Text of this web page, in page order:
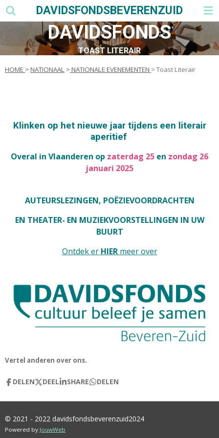
Ga
direct
naar
de
hoofdinhoud
DAVIDSFONDSBEVERENZUID
DAVIDSFONDS
TOAST LITERAIR
HOME >NATIONAAL >NATIONALE EVENEMENTEN > Toast Literair
Klinken op het nieuwe jaar tijdens een literair
aperitief
Overal in Vlaanderen op zaterdag 25 en zondag 26
januari 2025
AUTEURSLEZINGEN, POËZIEVOORDRACHTEN
EN THEATER- EN MUZIEKVOORSTELLINGEN IN UW
BUURT
Ontdek er HIERmeer over
Vertel anderen over ons.
DELEN DEEL SHARE DELEN
© 2021 - 2022 davidsfondsbeverenzuid2024
Powered by JouwWeb